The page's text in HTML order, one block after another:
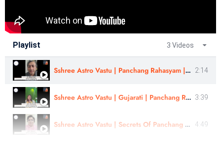
Playlist 3 Videos
Sshree Astro Vastu | Panchang Rahasyam | Review By - Abhishek Tiwari | In Hindi 2:14
Sshree Astro Vastu | Gujarati | Panchang Rahasyam Course Review | Astro - Hina Panchal 3:39
Sshree Astro Vastu | Secrets Of Panchang Remedies & Muhurtas | Review By- Astro-Suvarna Ji | Marathi 4:49